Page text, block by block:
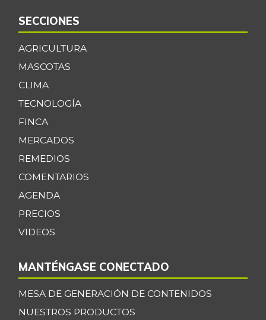
SECCIONES
AGRICULTURA
MASCOTAS
CLIMA
TECNOLOGÍA
FINCA
MERCADOS
REMEDIOS
COMENTARIOS
AGENDA
PRECIOS
VIDEOS
MANTÉNGASE CONECTADO
MESA DE GENERACIÓN DE CONTENIDOS
NUESTROS PRODUCTOS